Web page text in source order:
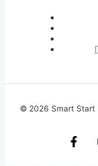
© 2026 Smart Start